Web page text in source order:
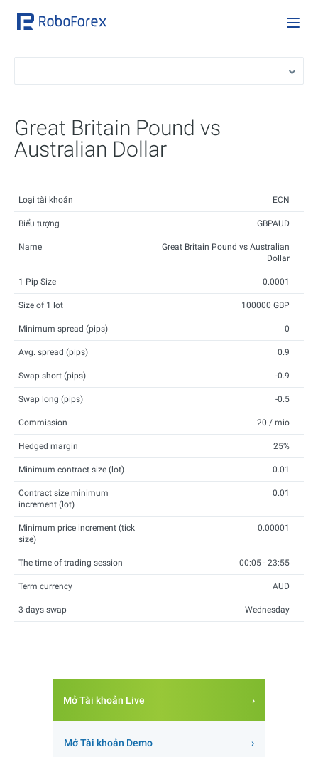
Great Britain Pound vs
Australian Dollar
Loại tài khoản ECN
Biểu tượng GBPAUD
Name
Great Britain Pound vs Australian
Dollar
1 Pip Size 0.0001
Size of 1 lot 100000 GBP
Minimum spread (pips) 0
Avg. spread (pips) 0.9
Swap short (pips) -0.9
Swap long (pips) -0.5
Commission 20 / mio
Hedged margin 25%
Minimum contract size (lot) 0.01
Contract size minimum
increment (lot)
0.01
Minimum price increment (tick
size)
0.00001
The time of trading session 00:05 - 23:55
Term currency AUD
3-days swap Wednesday
Mở Tài khoản Live
Mở Tài khoản Demo